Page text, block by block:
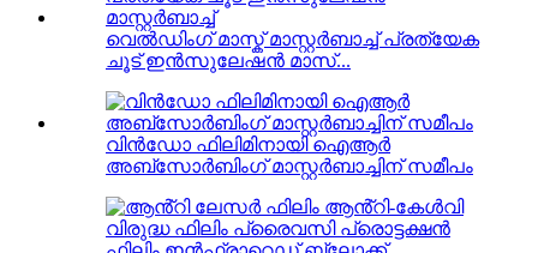
വെൽഡിംഗ് മാസ്ക് മാസ്റ്റർബാച്ച് പ്രത്യേക
ചൂട് ഇൻസുലേഷൻ മാസ്...
വിൻഡോ ഫിലിമിനായി ഐആർ
അബ്സോർബിംഗ് മാസ്റ്റർബാച്ചിന് സമീപം